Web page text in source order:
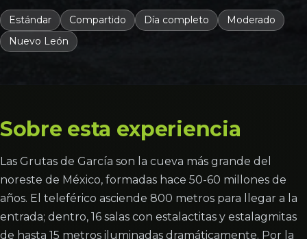
Estándar Compartido Día completo
Moderado
Nuevo León
Sobre esta experiencia
Las Grutas de García son la cueva más grande del
noreste de México, formadas hace 50-60 millones de
años. El teleférico asciende 800 metros para llegar a la
entrada; dentro, 16 salas con estalactitas y estalagmitas
de hasta 15 metros iluminadas dramáticamente. Por la